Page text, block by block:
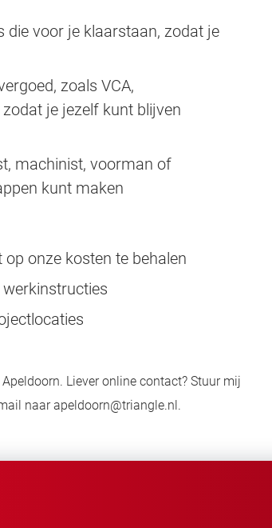
die voor je klaarstaan, zodat je
zoals VCA,
je jezelf kunt blijven
machinist, voorman of
kunt maken
onze kosten te behalen
. Liever online contact? Stuur mij
naar apeldoorn@triangle.nl.